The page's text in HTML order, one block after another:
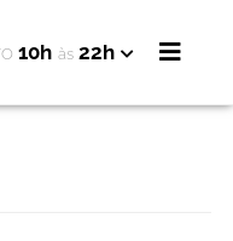
10h às 22h